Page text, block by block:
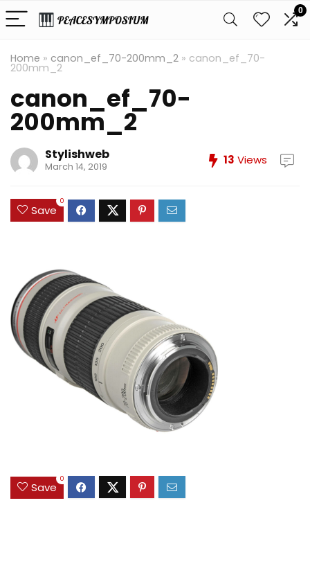
0
Home » canon_ef_70-200mm_2 » canon_ef_70-
200mm_2
canon_ef_70-
200mm_2
Stylishweb
March 14, 2019 13 Views
Save
0
Save
0